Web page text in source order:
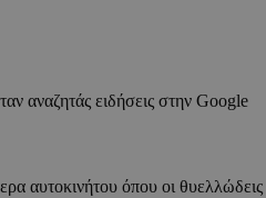
αναζητάς ειδήσεις στην Google
αυτοκινήτου όπου οι